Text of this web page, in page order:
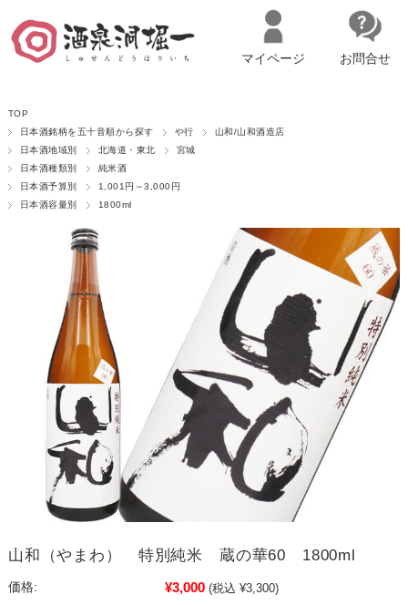
マイページへログイン
マイページ お問合せ
TOP
日本酒銘柄を五十音順から探す
や行
山和/山和酒造店
日本酒地域別
北海道・東北
宮城
日本酒種類別
純米酒
日本酒予算別
1,001円～3,000円
日本酒容量別
1800ml
山和（やまわ） 特別純米 蔵の華60 1800ml
価格: ¥3,000 (税込 ¥3,300)